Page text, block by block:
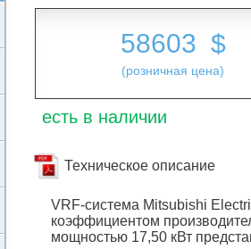
58603 $
(розничная цена)
есть в наличии
Техническое описание
VRF-система Mitsubishi
коэффициентом
мощностью 17,50 кВт